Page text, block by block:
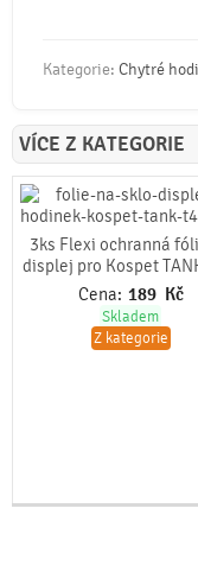
Kategorie: Chytré
VÍCE Z KATEGORIE
3ks Flexi ochranná
displej pro Kospet
Cena: 189 Kč
Skladem
Z kategorie